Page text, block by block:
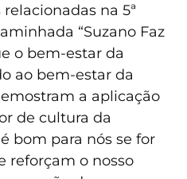
na 5ª
“Suzano Faz
o bem-estar da
ao bem-estar da
a aplicação
de cultura da
bom para nós se for
reforçam o nosso